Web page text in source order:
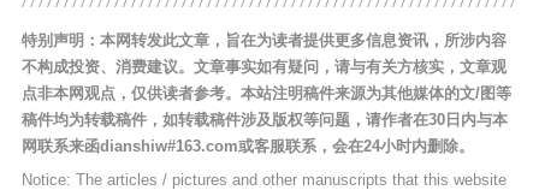
特别声明：本网转发此文章，旨在为读者提供更多信息资讯，所涉内容
不构成投资、消费建议。文章事实如有疑问，请与有关方核实，文章观
点非本网观点，仅供读者参考。本站注明稿件来源为其他媒体的文/图等
稿件均为转载稿件，如转载稿件涉及版权等问题，请作者在30日内与本
网联系来函dianshiw#163.com或客服联系，会在24小时内删除。
Notice: The articles / pictures and other manuscripts that this website